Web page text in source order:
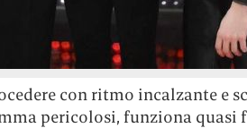
con ritmo incalzante e
pericolosi, funziona quasi